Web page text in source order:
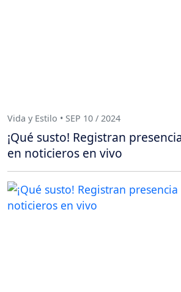
Vida y Estilo • SEP 10 / 2024
¡Qué susto! Registran
en noticieros en vivo